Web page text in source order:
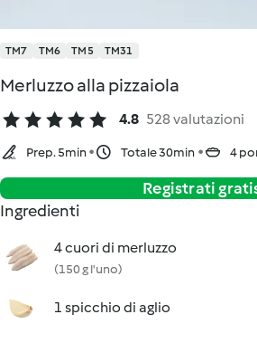
TM7 TM6 TM5 TM31
Merluzzo alla pizzaiola
4.8 528 valutazioni
Prep. 5min Totale 30min 4
Registrati
Ingredienti
4 cuori di merluzzo
(150 g l'uno)
1 spicchio di aglio